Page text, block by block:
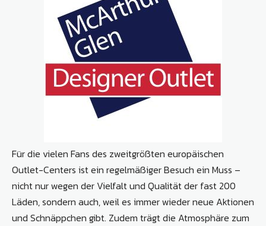
Für die vielen Fans des zweitgrößten europäischen
Outlet-Centers ist ein regelmäßiger Besuch ein Muss –
nicht nur wegen der Vielfalt und Qualität der fast 200
Läden, sondern auch, weil es immer wieder neue Aktionen
und Schnäppchen gibt. Zudem trägt die Atmosphäre zum